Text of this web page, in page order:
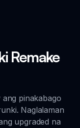
Remake
pinakabago
Naglalaman
upgraded na